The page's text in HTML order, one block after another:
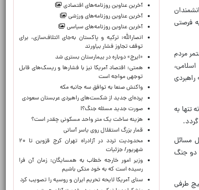
فرصتی
مردم
اسلامی،
به
مسائل
دو جنگ
طرفی
آخرین عناوین روزنامه‌های اقتصادی
آخرین عناوین روزنامه‌های ورزشی
آخرین عناوین روزنامه‌های سیاسی
انصارالله: ترکیه و پاکستان به‌جای ائتلاف‌سازی، برای
توقف تجاوز فشار بیاورند
«ایرج» دوباره در بیمارستان بستری شد
همتی: اقتصاد آمریکا نیز با فشارها و ریسک‌های قابل
توجهی مواجه است
واکنش صنعا به توافق سه جانبه مکه
پرده‌ای جدید از شکست‌های راهبردی عربستان سعودی
صورت جدید مسئله جنگ؟!
هزینه ساخت یک متر واحد مسکونی چقدر است؟
قمار بزرگ استقلال روی یاسر آسانی
محدودیت تردد در آزادراه تهران کرج قزوین تا ۲۰
شهریور/ جزئیات
وزیر امور خارجه خطاب به همسایگان: زمان آن فرا
رسیده است که به خود متکی باشیم
سنای آمریکا لایحه تحریم ایران و روسیه را تصویب کرد